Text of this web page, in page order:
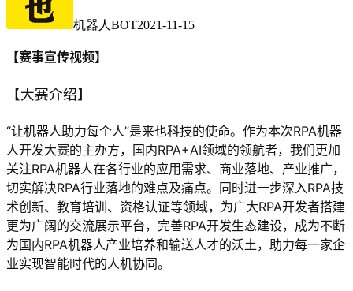
机器人BOT2021-11-15
【赛事宣传视频】
【大赛介绍】
“让机器人助力每个人”是来也科技的使命。作为本次RPA机器
人开发大赛的主办方，国内RPA+AI领域的领航者，我们更加
关注RPA机器人在各行业的应用需求、商业落地、产业推广，
切实解决RPA行业落地的难点及痛点。同时进一步深入RPA技
术创新、教育培训、资格认证等领域，为广大RPA开发者搭建
更为广阔的交流展示平台，完善RPA开发生态建设，成为不断
为国内RPA机器人产业培养和输送人才的沃土，助力每一家企
业实现智能时代的人机协同。